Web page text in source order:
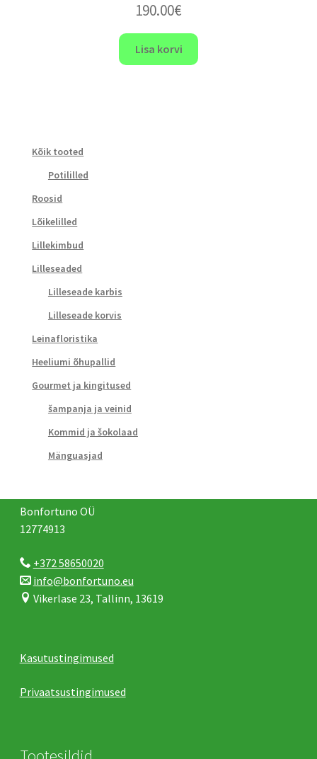
190.00€
Lisa korvi
Kõik tooted
Potililled
Roosid
Lõikelilled
Lillekimbud
Lilleseaded
Lilleseade karbis
Lilleseade korvis
Leinafloristika
Heeliumi õhupallid
Gourmet ja kingitused
šampanja ja veinid
Kommid ja šokolaad
Mänguasjad
Bonfortuno OÜ
12774913
+372 58650020
info@bonfortuno.eu
Vikerlase 23, Tallinn, 13619
Kasutustingimused
Privaatsustingimused